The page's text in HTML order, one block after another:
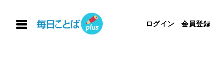
ログイン 会員登録